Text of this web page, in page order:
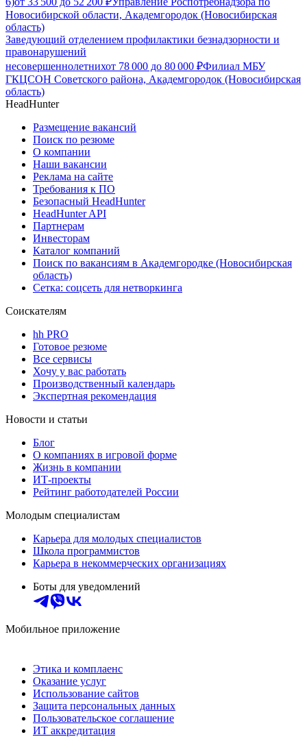
Новосибирской области, Академгородок (Новосибирская
область)
Заведующий отделением профилактики безнадзорности и
правонарушений
несовершеннолетнихот 78 000 до 80 000 ₽Филиал МБУ
ГКЦСОН Советского района, Академгородок (Новосибирская
область)
HeadHunter
Размещение вакансий
Поиск по резюме
О компании
Наши вакансии
Реклама на сайте
Требования к ПО
Безопасный HeadHunter
HeadHunter API
Партнерам
Инвесторам
Каталог компаний
Поиск по вакансиям в Академгородке (Новосибирская
область)
Сетка: соцсеть для нетворкинга
Соискателям
hh PRO
Готовое резюме
Все сервисы
Хочу у вас работать
Производственный календарь
Экспертная рекомендация
Новости и статьи
Блог
О компаниях в игровой форме
Жизнь в компании
ИТ-проекты
Рейтинг работодателей России
Молодым специалистам
Карьера для молодых специалистов
Школа программистов
Карьера в некоммерческих организациях
Боты для уведомлений
Мобильное приложение
Этика и комплаенс
Оказание услуг
Использование сайтов
Защита персональных данных
Пользовательское соглашение
ИТ аккредитация